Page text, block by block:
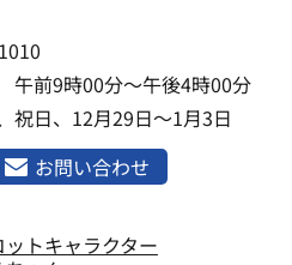
前9時00分～午後4時00分
祝日、12月29日～1月3日
お問い合わせ
トキャラクター